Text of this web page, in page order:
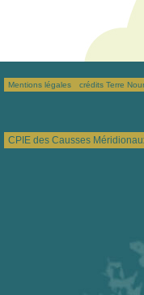
Mentions légales crédits Terre
CPIE des Causses